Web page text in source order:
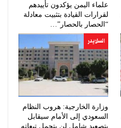
علماء اليمن يؤكدون تأييدهم
لقرارات القيادة بتثبيت معادلة
“الحصار بالحصار”…
السلايدر
وزارة الخارجية: هروب النظام
السعودي إلى الأمام سيقابل
بتصعيد شامل لن يتحمل تبعاته